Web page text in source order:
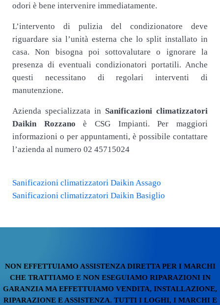
odori è bene intervenire immediatamente.
L’intervento di pulizia del condizionatore deve
riguardare sia l’unità esterna che lo split installato in
casa. Non bisogna poi sottovalutare o ignorare la
presenza di eventuali condizionatoriportatili. Anche
questi necessitano di regolari interventi di
manutenzione.
Azienda specializzata in Sanificazioni climatizzatori
Daikin Rozzano è CSG Impianti. Per maggiori
informazioni o per appuntamenti, è possibile contattare
l’azienda al numero 02 45715024
Post precedente:
Sanificazioni climatizzatori Daikin Assago
Post successivo:
Sanificazioni climatizzatori Daikin Basiglio
NON EFFETTUIAMO ASSISTENZA DIRETTA PER I MARCHI
CHE TRATTIAMO E NON ESEGUIAMO RIPARAZIONI IN
GARANZIA MA EFFETTUIAMO VENDITA, INSTALLAZIONE,
RIPARAZIONE E ASSISTENZA. TUTTI I LOGHI, I MARCHI E